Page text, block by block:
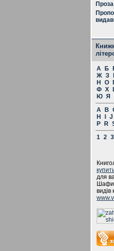
Проза
А Б
Ж З
Н
О
Ф Х
Ю Я
A
B
H
J
P
R
1 2 3
для
Шафи
видів